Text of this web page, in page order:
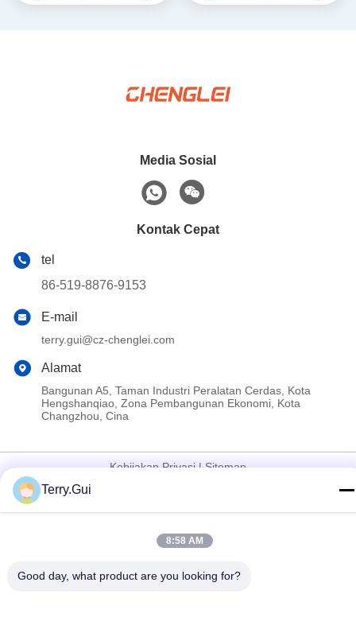
Media Sosial
Kontak Cepat
tel
86-519-8876-9153
E-mail
terry.gui@cz-chenglei.com
Alamat
Bangunan A5, Taman Industri Peralatan Cerdas, Kota
Hengshanqiao, Zona Pembangunan Ekonomi, Kota
Changzhou, Cina
Kebijakan Privasi|Sitemap
Cina Baik Kualitas Alat penggerak katup listrik Pemasok. Hak
cipta © 2024-2026 Changzhou Chenglei Valve Technology Co.,
Terry.Gui
8:58 AM
Good day, what product are you looking for?